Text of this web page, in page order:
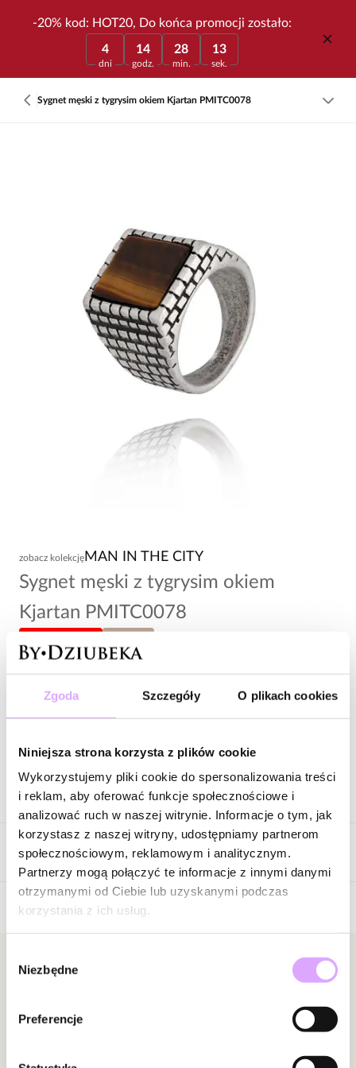
Zgoda Szczegóły O plikach cookies
Niniejsza strona korzysta z plików cookie
Wykorzystujemy pliki cookie do spersonalizowania treści
i reklam, aby oferować funkcje społecznościowe i
analizować ruch w naszej witrynie. Informacje o tym, jak
korzystasz z naszej witryny, udostępniamy partnerom
społecznościowym, reklamowym i analitycznym.
Partnerzy mogą połączyć te informacje z innymi danymi
otrzymanymi od Ciebie lub uzyskanymi podczas
korzystania z ich usług.
zgody
Niezbędne
Preferencje
-20% kod: HOT20, Do końca promocji zostało:
4
dni
14
godz.
28
min.
13
sek.
Sygnet męski z tygrysim okiem Kjartan PMITC0078
zobacz kolekcję MAN IN THE CITY
Sygnet męski z tygrysim okiem
Kjartan PMITC0078
103,00 zł
Wysyłka do 2 dni roboczych
Opis produktu
Surowiec: stal szlachetna.
Kolor surowca: srebrny matowy.
Szerokość pierścionka: 1,94 cm.
Kamień: tygrysie oko.
Rozmiar: 25.
Opinie
Bądź pierwszą osobą, która podzieli się opinią o tym
Powiadomienie
Newsletter